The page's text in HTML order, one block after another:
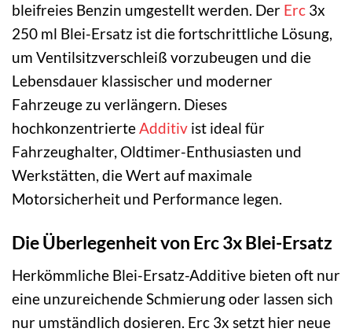
bleifreies Benzin umgestellt werden. Der Erc 3x
250 ml Blei-Ersatz ist die fortschrittliche Lösung,
um Ventilsitzverschleiß vorzubeugen und die
Lebensdauer klassischer und moderner
Fahrzeuge zu verlängern. Dieses
hochkonzentrierteAdditiv ist ideal für
Fahrzeughalter, Oldtimer-Enthusiasten und
Werkstätten, die Wert auf maximale
Motorsicherheit und Performance legen.
Die Überlegenheit von Erc 3x Blei-Ersatz
Herkömmliche Blei-Ersatz-Additive bieten oft nur
eine unzureichende Schmierung oder lassen sich
nur umständlich dosieren. Erc 3x setzt hier neue